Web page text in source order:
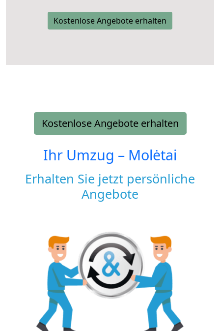
Kostenlose Angebote erhalten
Kostenlose Angebote erhalten
Ihr Umzug – Molėtai
Erhalten Sie jetzt persönliche
Angebote